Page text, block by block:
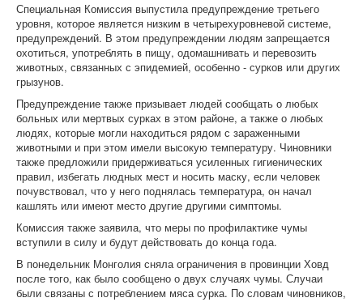
Специальная Комиссия выпустила предупреждение третьего
уровня, которое является низким в четырехуровневой системе,
предупреждений. В этом предупреждении людям запрещается
охотиться, употреблять в пищу, одомашнивать и перевозить
животных, связанных с эпидемией, особенно - сурков или других
грызунов.
Предупреждение также призывает людей сообщать о любых
больных или мертвых сурках в этом районе, а также о любых
людях, которые могли находиться рядом с зараженными
животными и при этом имели высокую температуру. Чиновники
также предложили придерживаться усиленных гигиенических
правил, избегать людных мест и носить маску, если человек
почувствовал, что у него поднялась температура, он начал
кашлять или имеют место другие другими симптомы.
Комиссия также заявила, что меры по профилактике чумы
вступили в силу и будут действовать до конца года.
В понедельник Монголия сняла ограничения в провинции Ховд
после того, как было сообщено о двух случаях чумы. Случаи
были связаны с потреблением мяса сурка. По словам чиновников,